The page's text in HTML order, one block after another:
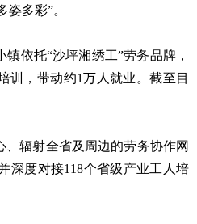
多彩”。
依托“沙坪湘绣工”劳务品牌，
训，带动约1万人就业。截至目
辐射全省及周边的劳务协作网
深度对接118个省级产业工人培